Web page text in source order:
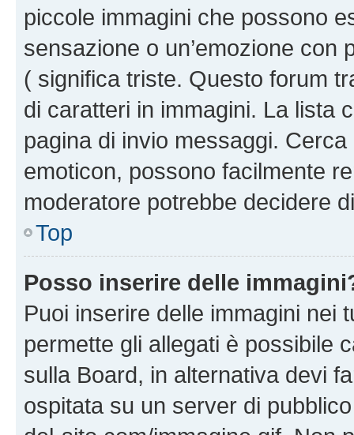
piccole immagini che possono
sensazione o un’emozione
( significa triste. Questo forum
di caratteri in immagini. La lista
pagina di invio messaggi.
emoticon, possono facilmente
moderatore potrebbe decidere
Top
Posso inserire delle
Puoi inserire delle immagini nei
permette gli allegati è possibile
sulla Board, in alternativa devi
ospitata su un server di